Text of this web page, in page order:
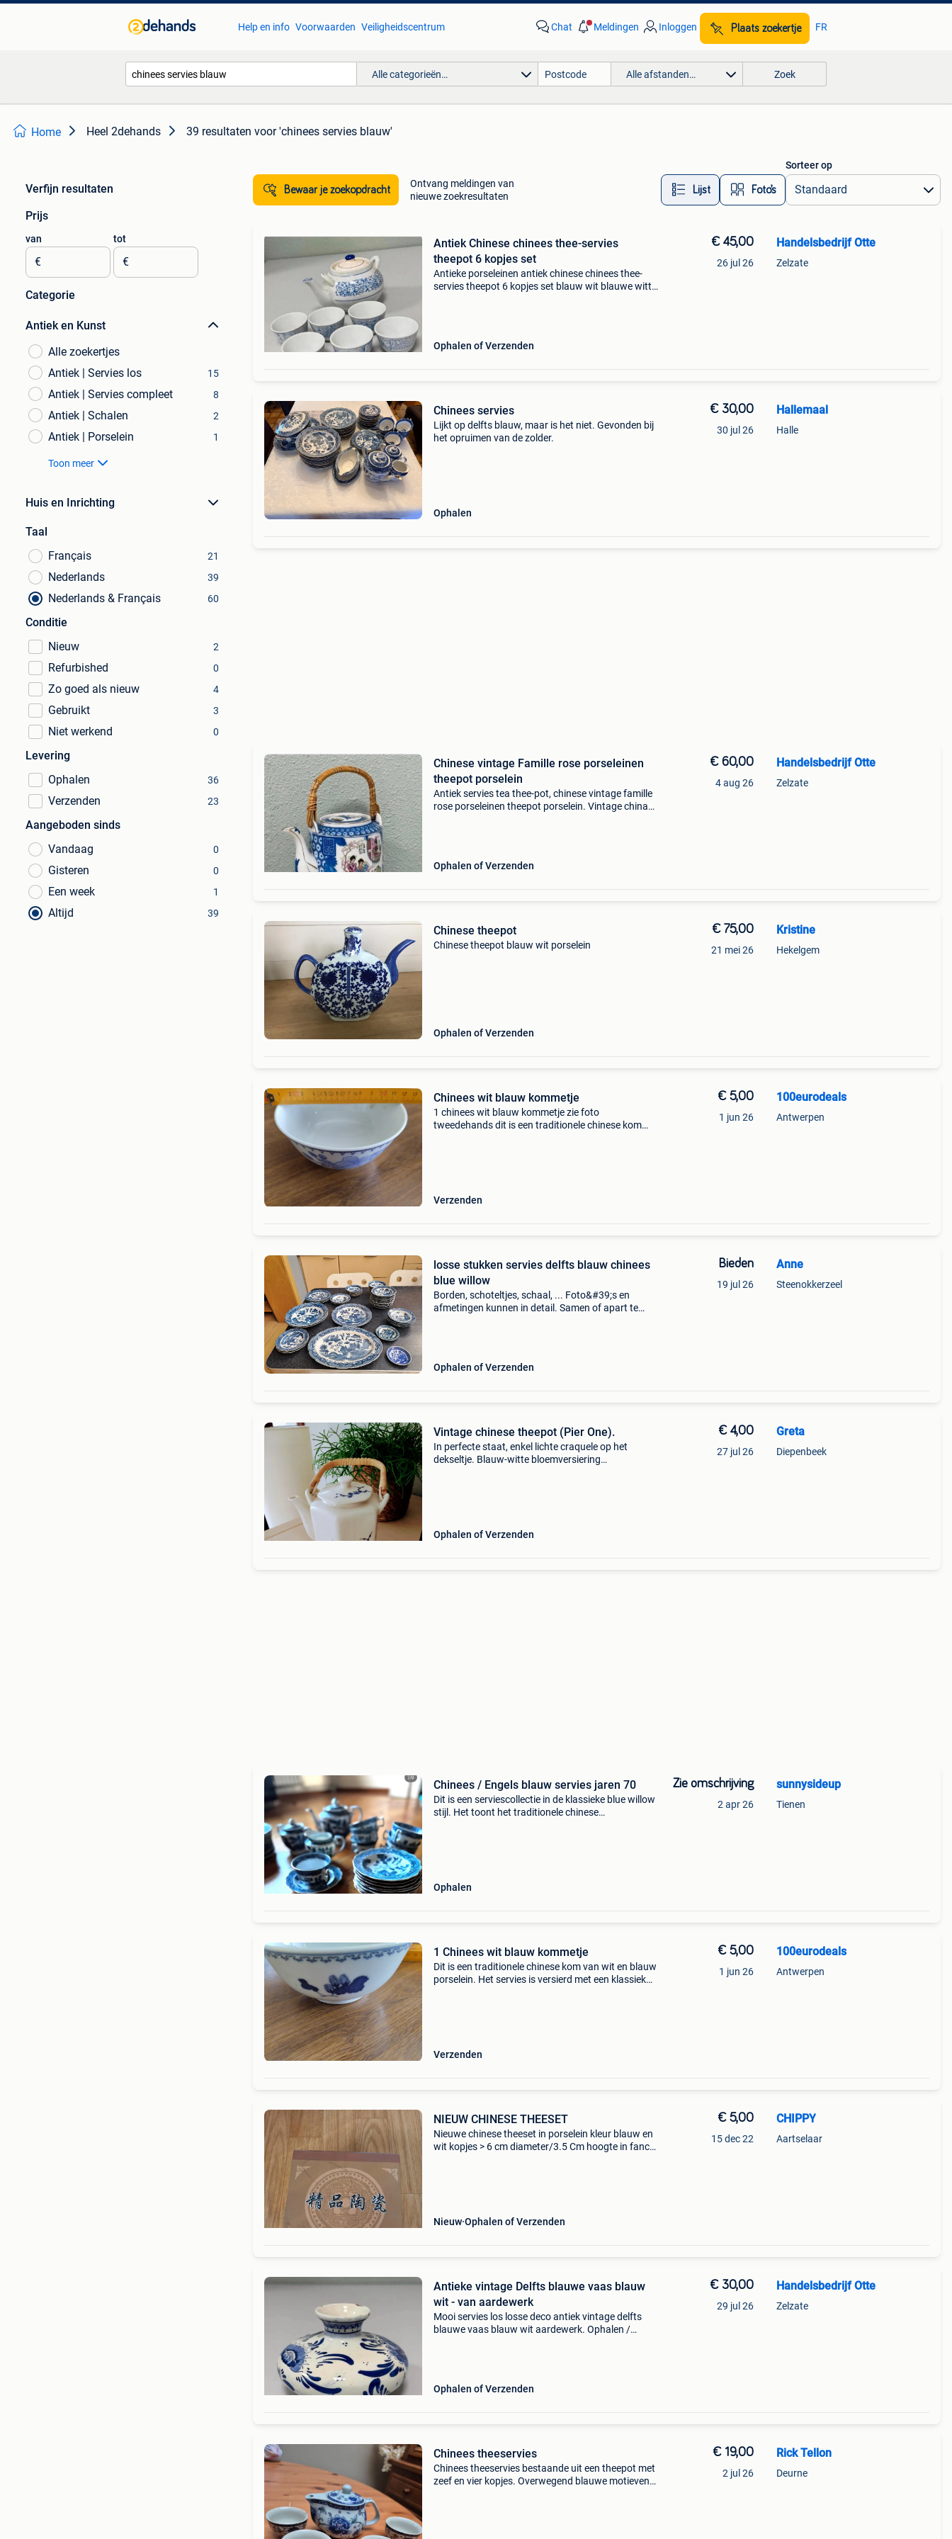
Help en info Voorwaarden Veiligheidscentrum Chat Meldingen Inloggen Plaats zoekertje FR
Alle categorieën… Alle afstanden… Zoek
Home Heel 2dehands 39 resultaten voor 'chinees servies blauw'
Verfijn resultaten
Prijs
van
€
tot
€
Categorie
Antiek en Kunst
Alle zoekertjes
Antiek | Servies los
15
Antiek | Servies compleet 8
Antiek | Schalen 2
Antiek | Porselein 1
Toon meer
Huis en Inrichting
Taal
Français
21
Nederlands 39
Nederlands & Français 60
Conditie
Nieuw
2
Refurbished 0
Zo goed als nieuw 4
Gebruikt 3
Niet werkend 0
Levering
Ophalen
36
Verzenden 23
Aangeboden sinds
Vandaag
0
Gisteren 0
Een week 1
Altijd 39
Bewaar je zoekopdracht
Ontvang meldingen van
nieuwe zoekresultaten
Lijst Foto’s
Sorteer op
Antiek Chinese chinees thee-servies
theepot 6 kopjes set
Antieke porseleinen antiek chinese chinees thee-
servies theepot 6 kopjes set blauw wit blauwe witte
Ophalen of Verzenden
€ 45,00
26 jul 26
Handelsbedrijf Otte
Zelzate
Chinees servies
Lijkt op delfts blauw, maar is het niet. Gevonden bij
het opruimen van de zolder.
Ophalen
€ 30,00
30 jul 26
Hallemaal
Halle
Chinese vintage Famille rose porseleinen
theepot porselein
Antiek servies tea thee-pot, chinese vintage famille
rose porseleinen theepot porselein. Vintage china
Ophalen of Verzenden
€ 60,00
4 aug 26
Handelsbedrijf Otte
Zelzate
Chinese theepot
Chinese theepot blauw wit porselein
Ophalen of Verzenden
€ 75,00
21 mei 26
Kristine
Hekelgem
Chinees wit blauw kommetje
1 chinees wit blauw kommetje zie foto
tweedehands dit is een traditionele chinese kom
Verzenden
€ 5,00
1 jun 26
100eurodeals
Antwerpen
losse stukken servies delfts blauw chinees
blue willow
Borden, schoteltjes, schaal, ... Foto&#39;s en
afmetingen kunnen in detail. Samen of apart te
Ophalen of Verzenden
Bieden
19 jul 26
Anne
Steenokkerzeel
Vintage chinese theepot (Pier One).
In perfecte staat, enkel lichte craquele op het
dekseltje. Blauw-witte bloemversiering
Ophalen of Verzenden
€ 4,00
27 jul 26
Greta
Diepenbeek
Chinees / Engels blauw servies jaren 70
Dit is een serviescollectie in de klassieke blue willow
stijl. Het toont het traditionele chinese
Ophalen
Zie omschrijving
2 apr 26
sunnysideup
Tienen
1 Chinees wit blauw kommetje
Dit is een traditionele chinese kom van wit en blauw
porselein. Het servies is versierd met een klassiek
Verzenden
€ 5,00
1 jun 26
100eurodeals
Antwerpen
NIEUW CHINESE THEESET
Nieuwe chinese theeset in porselein kleur blauw en
wit kopjes > 6 cm diameter/3.5 Cm hoogte in fancy
Nieuw Ophalen of Verzenden
€ 5,00
15 dec 22
CHIPPY
Aartselaar
Antieke vintage Delfts blauwe vaas blauw
wit - van aardewerk
Mooi servies los losse deco antiek vintage delfts
blauwe vaas blauw wit aardewerk. Ophalen /
Ophalen of Verzenden
€ 30,00
29 jul 26
Handelsbedrijf Otte
Zelzate
Chinees theeservies
Chinees theeservies bestaande uit een theepot met
zeef en vier kopjes. Overwegend blauwe motieven.
€ 19,00
2 jul 26
Rick Tellon
Deurne